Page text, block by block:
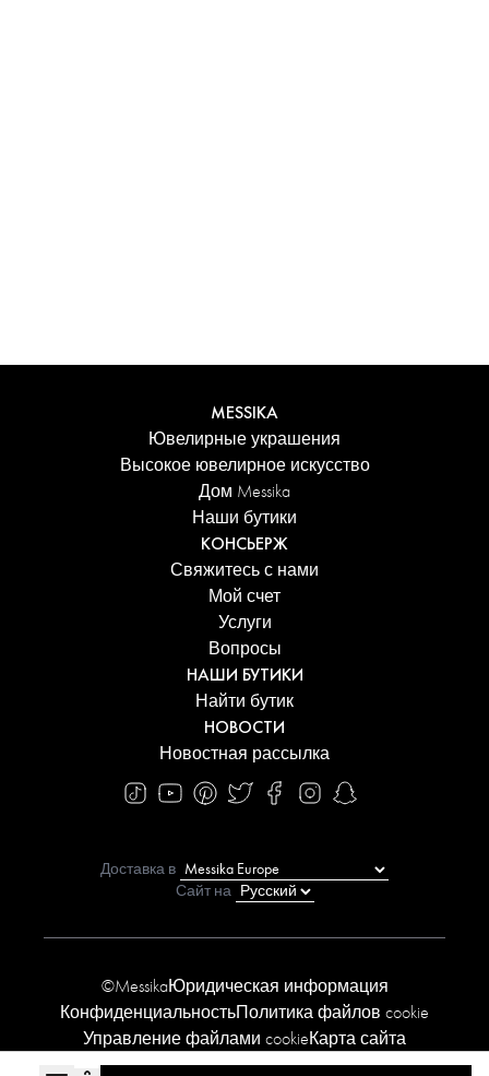
ПОДРОБНЕЕ
MESSIKA
Ювелирные украшения
Высокое ювелирное искусство
Дом Messika
Наши бутики
КОНСЬЕРЖ
Свяжитесь с нами
Мой счет
Услуги
Вопросы
НАШИ БУТИКИ
Найти бутик
НОВОСТИ
Новостная рассылка
©MessikaЮридическая информация
КонфиденциальностьПолитика файлов cookie
Управление файлами cookieКарта сайта
Заявление о доступности
Доставка в
Сайт на